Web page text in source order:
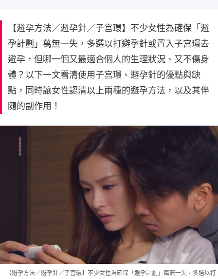
【避孕方法／避孕針／子宫環】不少女性為確保「避
孕計劃」萬無一失，多選以打避孕針或置入子宫環去
避孕，但哪一個又最適合個人的生理狀況、又不傷身
體？以下一文看清使用子宫環、避孕針的優點與缺
點，同時讓女性認清以上兩種的避孕方法，以及其伴
隨的副作用！
【避孕方法／避孕針／子宫環】不少女性為確保「避孕計劃」萬無一失，多選以打